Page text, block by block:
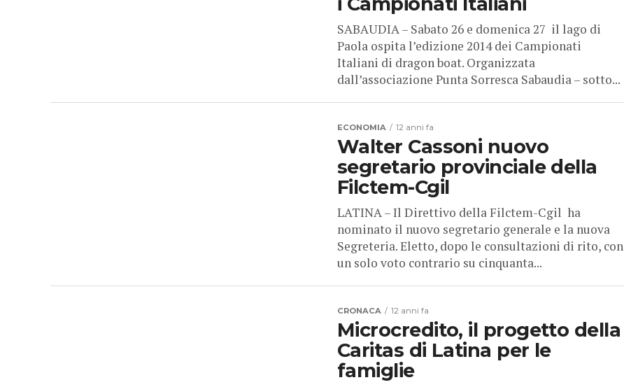
SABAUDIA – Sabato 26 e domenica 27 il lago di
Paola ospita l’edizione 2014 dei Campionati
Italiani di dragon boat. Organizzata
dall’associazione Punta Sorresca Sabaudia – sotto...
ECONOMIA 12 anni fa
Walter Cassoni nuovo
segretario provinciale della
Filctem-Cgil
LATINA – Il Direttivo della Filctem-Cgil ha
nominato il nuovo segretario generale e la nuova
Segreteria. Eletto, dopo le consultazioni di rito, con
un solo voto contrario su cinquanta...
CRONACA 12 anni fa
Microcredito, il progetto della
Caritas di Latina per le
famiglie